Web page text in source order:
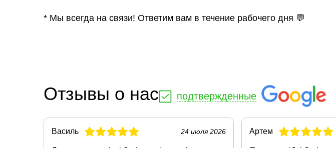
* Мы всегда на связи! Ответим вам в течение рабочего дня 💬
Отзывы о нас подтвержденные
Василь 24 июля 2026 Артем